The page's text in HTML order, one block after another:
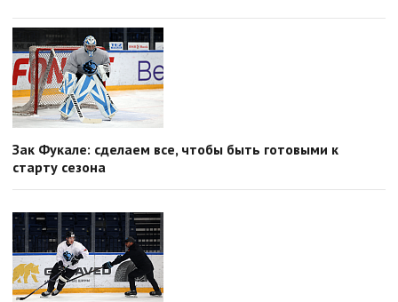
Зак Фукале: сделаем все, чтобы быть готовыми к
старту сезона